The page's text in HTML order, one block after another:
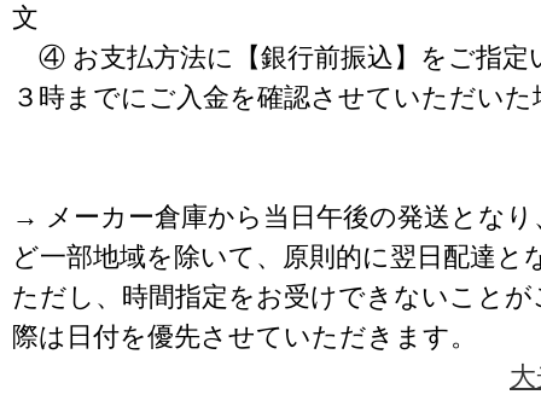
文
④ お支払方法に【銀行前振込】をご指定
３時までにご入金を確認させていただいた
→ メーカー倉庫から当日午後の発送となり
ど一部地域を除いて、原則的に翌日配達と
ただし、時間指定をお受けできないこと
際は日付を優先させていただきます。